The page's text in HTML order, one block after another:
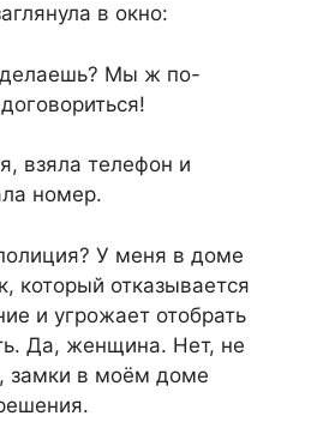
в окно:
Мы ж по-
взяла телефон и
номер.
У меня в доме
который отказывается
и угрожает отобрать
Да, женщина. Нет, не
замки в моём доме